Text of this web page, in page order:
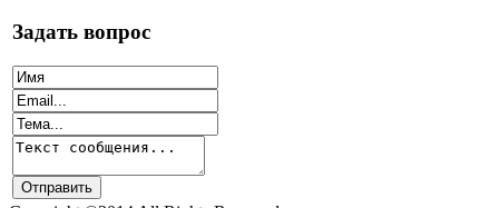
Задать вопрос